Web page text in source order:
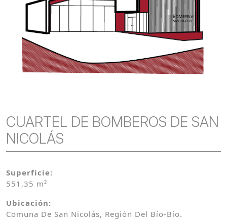
CUARTEL DE BOMBEROS DE SAN
NICOLÁS
Superficie:
551,35 m²
Ubicación:
Comuna De San Nicolás, Región Del Bío-Bío.